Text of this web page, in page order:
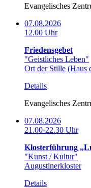
Evangelisches
07.08.2026
12.00 Uhr
Friedensgebet
"Geistliches Leben"
Ort der Stille (Haus
Details
Evangelisches
07.08.2026
21.00-22.30 Uhr
Klosterführung
"Kunst / Kultur"
Augustinerkloster
Details